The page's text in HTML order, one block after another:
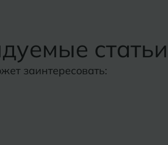
статьи
заинтересовать: